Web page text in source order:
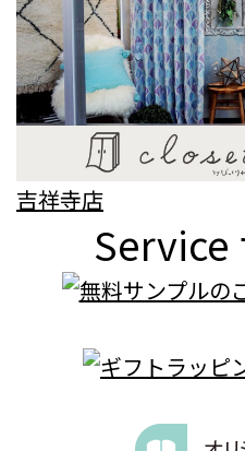
吉祥寺店
Service